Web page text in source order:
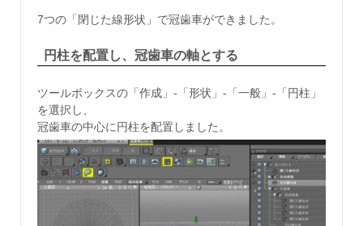
7つの「閉じた線形状」で冠歯車ができました。
円柱を配置し、冠歯車の軸とする
ツールボックスの「作成」-「形状」-「一般」-「円柱」
を選択し、
冠歯車の中心に円柱を配置しました。